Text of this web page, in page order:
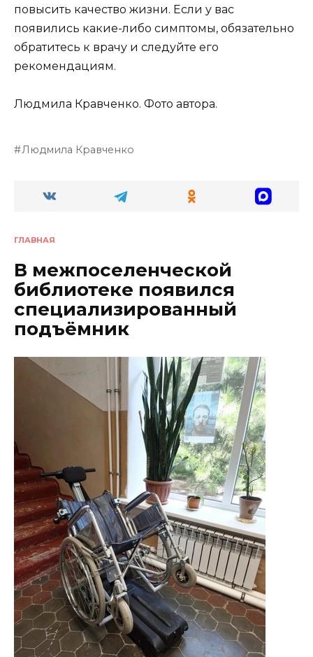
повысить качество жизни. Если у вас
появились какие-либо симптомы, обязательно
обратитесь к врачу и следуйте его
рекомендациям.
Людмила Кравченко. Фото автора.
Людмила Кравченко
ГЛАВНАЯ
В межпоселенческой
библиотеке появился
специализированный
подъёмник